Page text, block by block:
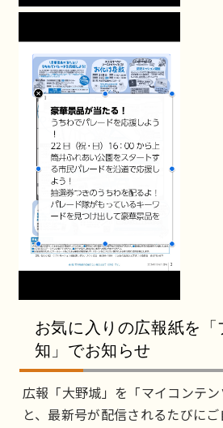
お気に入りの広報紙を「
知」でお知らせ
広報「大野城」を「マイコンテ
と、最新号が配信されるたびに